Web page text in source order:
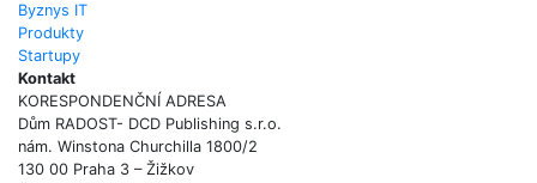
Byznys IT
Produkty
Startupy
Kontakt
KORESPONDENČNÍ ADRESA
Dům RADOST- DCD Publishing s.r.o.
nám. Winstona Churchilla 1800/2
130 00 Praha 3 – Žižkov